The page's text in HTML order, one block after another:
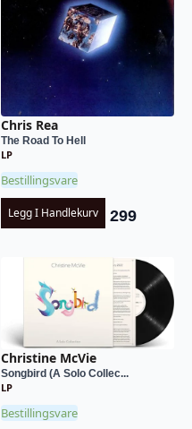
Chris Rea
The Road To Hell
LP
Bestillingsvare
Legg I Handlekurv 299
Christine McVie
Songbird (A Solo Collec...
LP
Bestillingsvare